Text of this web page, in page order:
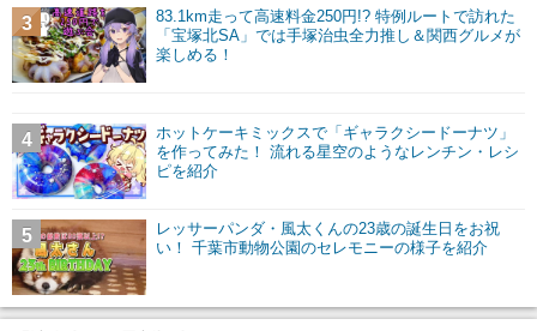
83.1km走って高速料金250円!? 特例ルートで訪れた
「宝塚北SA」では手塚治虫全力推し＆関西グルメが
楽しめる！
3
ホットケーキミックスで「ギャラクシードーナツ」
を作ってみた！ 流れる星空のようなレンチン・レシ
ピを紹介
4
レッサーパンダ・風太くんの23歳の誕生日をお祝
い！ 千葉市動物公園のセレモニーの様子を紹介
5